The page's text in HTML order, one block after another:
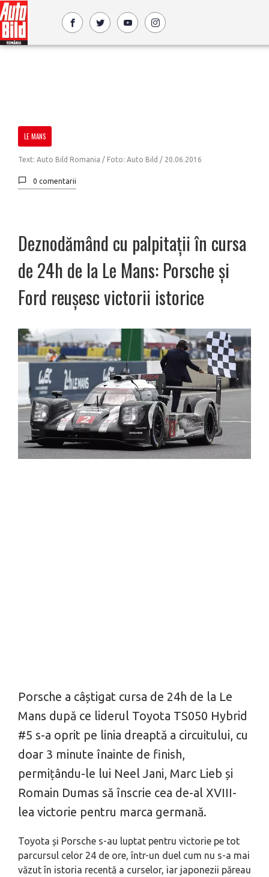
LE MANS
Text: Auto Bild Romania / Foto: Auto Bild / 20.06.2016
0 comentarii
Deznodămând cu palpitații în cursa
de 24h de la Le Mans: Porsche și
Ford reușesc victorii istorice
Porsche a câștigat cursa de 24h de la Le
Mans după ce liderul Toyota TS050 Hybrid
#5 s-a oprit pe linia dreaptă a circuitului, cu
doar 3 minute înainte de finish,
permițându-le lui Neel Jani, Marc Lieb și
Romain Dumas să înscrie cea de-al XVIII-
lea victorie pentru marca germană.
Toyota și Porsche s-au luptat pentru victorie pe tot
parcursul celor 24 de ore, într-un duel cum nu s-a mai
văzut în istoria recentă a curselor, iar japonezii păreau